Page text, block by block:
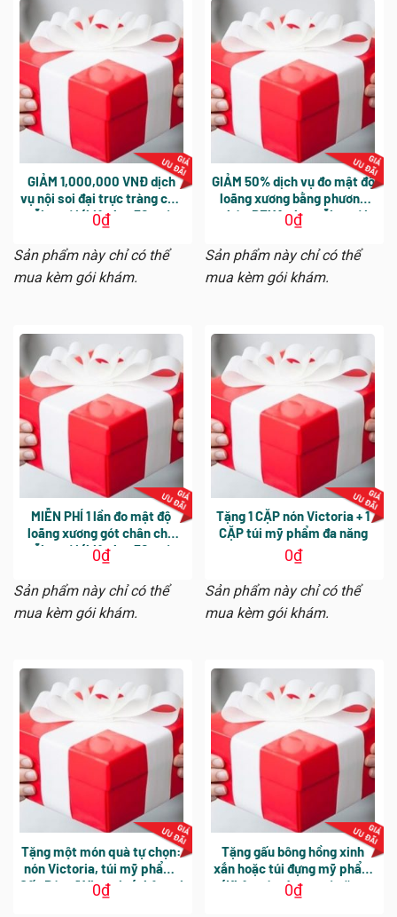
GIẢM 1,000,000 VNĐ dịch
vụ nội soi đại trực tràng cho
mỗi người (hiệu lực 30 ngày
kể từ ngày khám tổng quát,
không áp dụng nội soi với BS
Nguyễn Vĩnh Tường)
0₫
Sản phẩm này chỉ có thể
mua kèm gói khám.
GIẢM 50% dịch vụ đo mật độ
loãng xương bằng phương
pháp DEXA cho mỗi người
(hiệu lực 30 ngày kể từ ngày
khám tổng quát)
0₫
Sản phẩm này chỉ có thể
mua kèm gói khám.
MIỄN PHÍ 1 lần đo mật độ
loãng xương gót chân cho
mỗi người (hiệu lực 30 ngày
kể từ ngày khám tổng quát)
0₫
Sản phẩm này chỉ có thể
mua kèm gói khám.
Tặng 1 CẶP nón Victoria + 1
CẶP túi mỹ phẩm đa năng
0₫
Sản phẩm này chỉ có thể
mua kèm gói khám.
Tặng một món quà tự chọn:
nón Victoria, túi mỹ phẩm,
Gấu Bác sĩ Victoria (nhận tại
phòng khám)
0₫
Tặng gấu bông hồng xinh
xắn hoặc túi đựng mỹ phẩm
(Không áp dụng quà tặng
cho KH mua gói khám
0₫